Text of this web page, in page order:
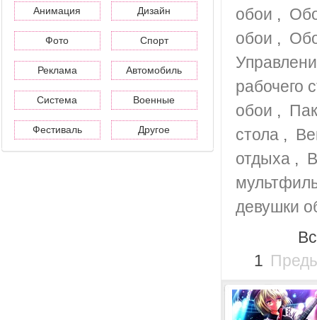
Анимация Дизайн
Фото Спорт
Реклама Автомобиль
Система Военные
Фестиваль Другое
обои ,
обои ,
рабочего
обои ,
стола ,
отдыха ,
девушки
1